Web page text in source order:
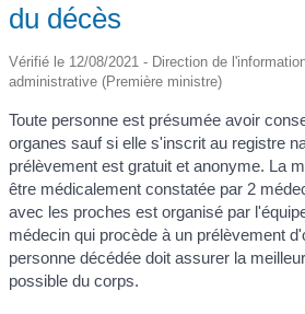
du décès
Vérifié le 12/08/2021 - Direction de
administrative (Première ministre)
Toute personne est présumée avoir
organes sauf si elle s'inscrit au registre
prélèvement est gratuit et anonyme. La
être médicalement constatée par 2
avec les proches est organisé par
médecin qui procède à un prélèvement
personne décédée doit assurer la
possible du corps.